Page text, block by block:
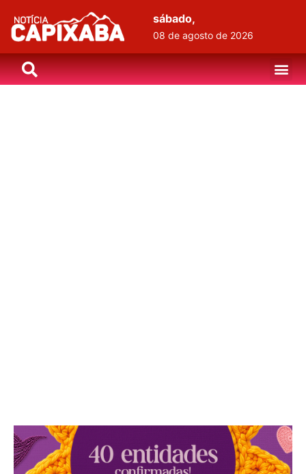
sábado,
08 de agosto de 2026